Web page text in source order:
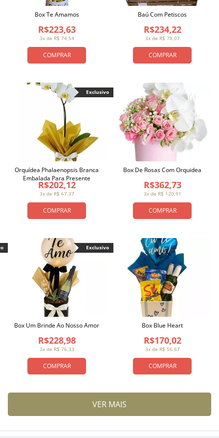
COMPRAR
3x de R$ 74,54
R$223,63
Box Te Amamos
COMPRAR
3x de R$ 78,07
R$234,22
Baú Com Petiscos
COMPRAR
3x de R$ 67,37
R$202,12
Orquídea Phalaenopsis Branca
Embalada Para Presente
Exclusivo
COMPRAR
3x de R$ 120,91
R$362,73
Box De Rosas Com Orquidea
COMPRAR
3x de R$ 76,33
R$228,98
Box Um Brinde Ao Nosso Amor
Exclusivo
COMPRAR
3x de R$ 56,67
R$170,02
Box Blue Heart
VER MAIS